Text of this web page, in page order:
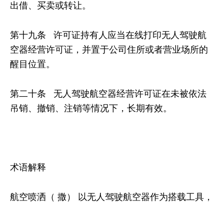
出借、买卖或转让。
第十九条 许可证持有人应当在线打印无人驾驶航
空器经营许可证，并置于公司住所或者营业场所的
醒目位置。
第二十条 无人驾驶航空器经营许可证在未被依法
吊销、撤销、注销等情况下，长期有效。
术语解释
航空喷洒（ 撒） 以无人驾驶航空器作为搭载工具，